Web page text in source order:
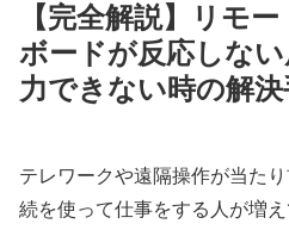
【完全解説】リモ
ボードが反応しな
力できない時の解
テレワークや遠隔操作が当た
続を使って仕事をする人が増